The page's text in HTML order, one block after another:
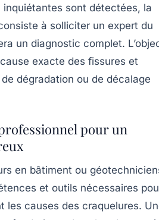
inquiétantes sont détectées, la
à solliciter un expert du
un diagnostic complet.
exacte des fissures et
dégradation ou de décalage
pour un
en bâtiment ou
et outils nécessaires
les causes des craquelures.